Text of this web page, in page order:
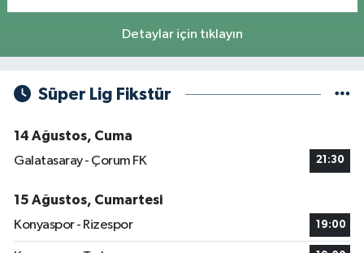
Detaylar için tıklayın
Süper Lig Fikstür
14 Ağustos, Cuma
Galatasaray - Çorum FK
21:30
15 Ağustos, Cumartesi
Konyaspor - Rizespor
19:00